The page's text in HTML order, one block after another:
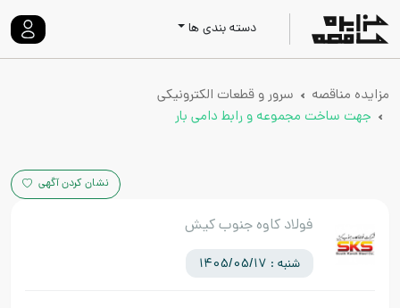
دسته بندی ها
مزایده مناقصه
سرور و قطعات الکترونیکی
جهت ساخت مجموعه و رابط دامی بار
نشان کردن آگهی
فولاد کاوه جنوب کیش
شنبه : 1405/05/17